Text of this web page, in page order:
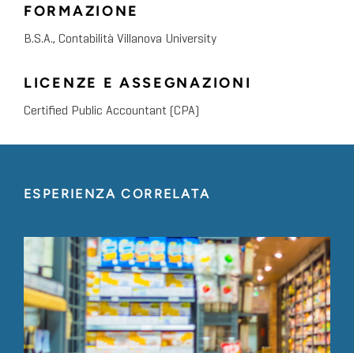
FORMAZIONE
B.S.A., Contabilità Villanova University
LICENZE E ASSEGNAZIONI
Certified Public Accountant (CPA)
ESPERIENZA CORRELATA